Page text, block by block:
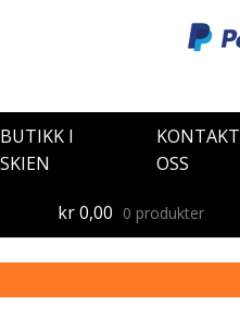
BUTIKK I
SKIEN
KONTAKT
OSS
kr0,00 0 produkter